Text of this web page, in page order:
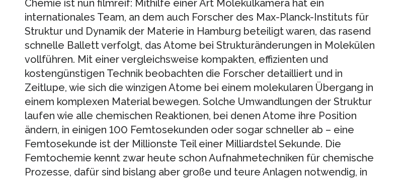
Chemie ist nun filmreif: Mithilfe einer Art Molekülkamera hat ein
internationales Team, an dem auch Forscher des Max-Planck-Instituts für
Struktur und Dynamik der Materie in Hamburg beteiligt waren, das rasend
schnelle Ballett verfolgt, das Atome bei Strukturänderungen in Molekülen
vollführen. Mit einer vergleichsweise kompakten, effizienten und
kostengünstigen Technik beobachten die Forscher detailliert und in
Zeitlupe, wie sich die winzigen Atome bei einem molekularen Übergang in
einem komplexen Material bewegen. Solche Umwandlungen der Struktur
laufen wie alle chemischen Reaktionen, bei denen Atome ihre Position
ändern, in einigen 100 Femtosekunden oder sogar schneller ab – eine
Femtosekunde ist der Millionste Teil einer Milliardstel Sekunde. Die
Femtochemie kennt zwar heute schon Aufnahmetechniken für chemische
Prozesse, dafür sind bislang aber große und teure Anlagen notwendig, in